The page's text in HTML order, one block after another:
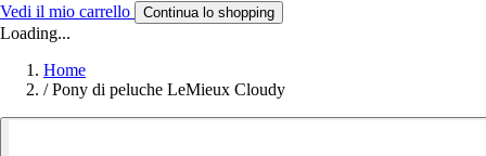
Vedi il mio carrello Continua lo shopping
Loading...
Home
/ Pony di peluche LeMieux Cloudy